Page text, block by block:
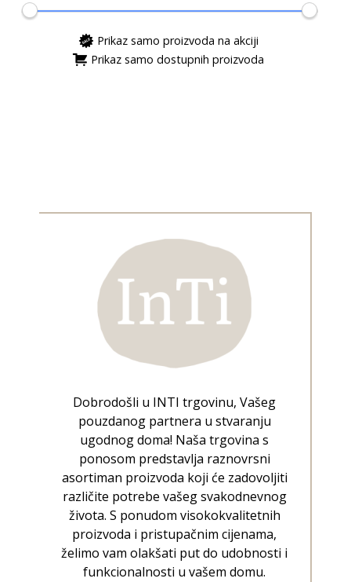
Prikaz samo proizvoda na akciji
Prikaz samo dostupnih proizvoda
Dobrodošli u INTI trgovinu, Vašeg
pouzdanog partnera u stvaranju
ugodnog doma! Naša trgovina s
ponosom predstavlja raznovrsni
asortiman proizvoda koji će zadovoljiti
različite potrebe vašeg svakodnevnog
života. S ponudom visokokvalitetnih
proizvoda i pristupačnim cijenama,
želimo vam olakšati put do udobnosti i
funkcionalnosti u vašem domu.